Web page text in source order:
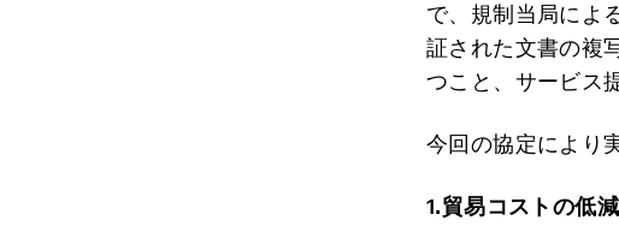
で、規制当局によ
証された文書の複
つこと、サービス
今回の協定により
1.貿易コストの低減